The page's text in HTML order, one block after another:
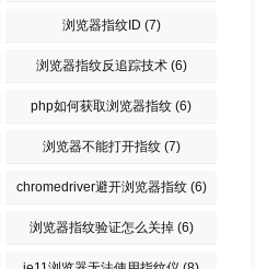
浏览器指纹ID (7)
浏览器指纹反追踪技术(6)
php如何获取浏览器指纹 (6)
浏览器不能打开指纹(7)
chromedriver避开浏览器指纹(6)
浏览器指纹验证怎么关掉(6)